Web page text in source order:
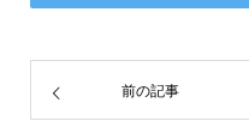
前の記事